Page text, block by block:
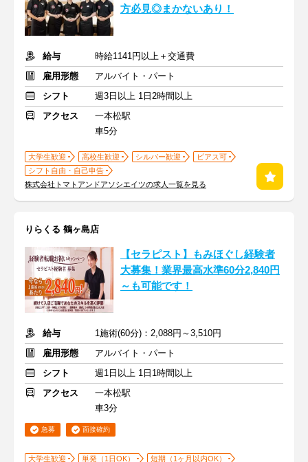
方必見◎まかないあり！
給与
時給1141円以上＋交通費
雇用形態
アルバイト・パート
シフト
週3日以上 1日2時間以上
アクセス
一本松駅
車5分
大学生歓迎 高校生歓迎 シルバー歓迎
ピアス可
シフト自由・自己申告
株式会社トマトアンドアソシエイツの求人一覧を見る
りらくる 鶴ヶ島店
【セラピスト】もみほぐし経験者
大募集！業界最高水準60分2,840円
～も可能です！
給与
1施術(60分)：2,088円～3,510円
雇用形態
アルバイト・パート
シフト
週1日以上 1日1時間以上
アクセス
一本松駅
車3分
急募 面接確約
大学生歓迎 単発（1日OK）
短期（1ヶ月以内OK）